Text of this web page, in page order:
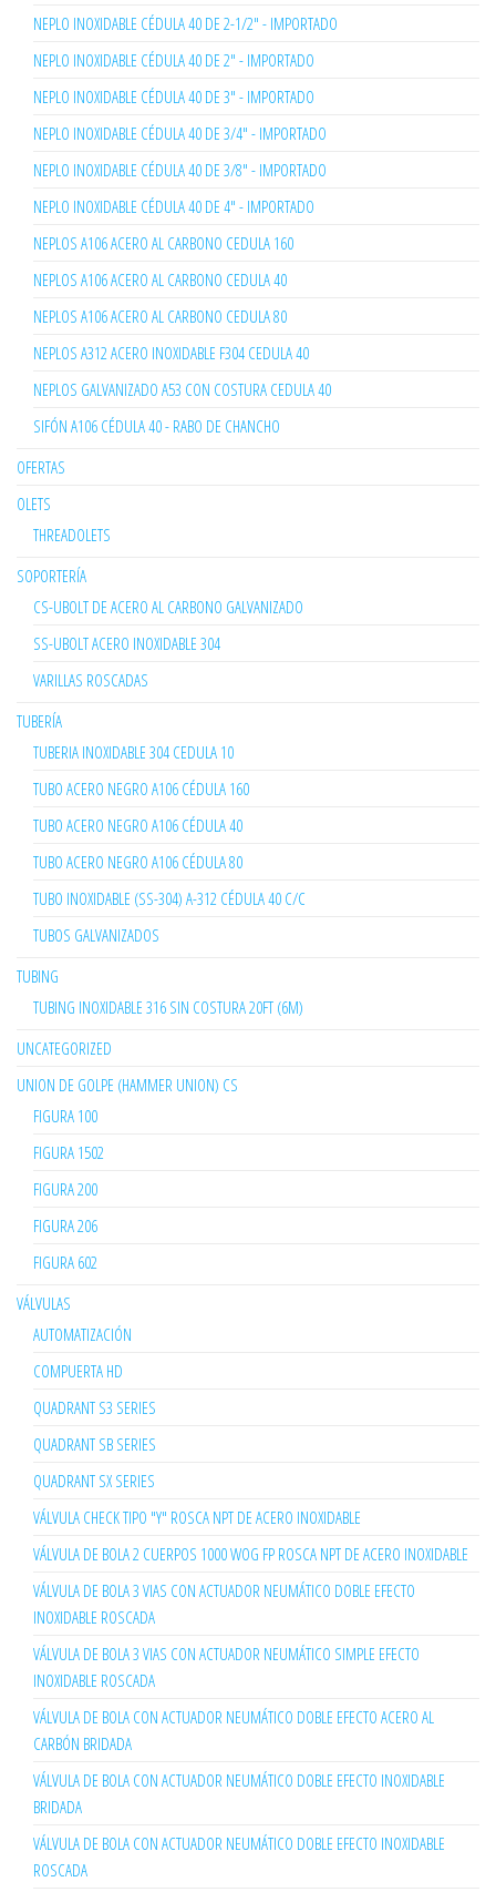
NEPLO INOXIDABLE CÉDULA 40 DE 2-1/2" - IMPORTADO
NEPLO INOXIDABLE CÉDULA 40 DE 2" - IMPORTADO
NEPLO INOXIDABLE CÉDULA 40 DE 3" - IMPORTADO
NEPLO INOXIDABLE CÉDULA 40 DE 3/4" - IMPORTADO
NEPLO INOXIDABLE CÉDULA 40 DE 3/8" - IMPORTADO
NEPLO INOXIDABLE CÉDULA 40 DE 4" - IMPORTADO
NEPLOS A106 ACERO AL CARBONO CEDULA 160
NEPLOS A106 ACERO AL CARBONO CEDULA 40
NEPLOS A106 ACERO AL CARBONO CEDULA 80
NEPLOS A312 ACERO INOXIDABLE F304 CEDULA 40
NEPLOS GALVANIZADO A53 CON COSTURA CEDULA 40
SIFÓN A106 CÉDULA 40 - RABO DE CHANCHO
OFERTAS
OLETS
THREADOLETS
SOPORTERÍA
CS-UBOLT DE ACERO AL CARBONO GALVANIZADO
SS-UBOLT ACERO INOXIDABLE 304
VARILLAS ROSCADAS
TUBERÍA
TUBERIA INOXIDABLE 304 CEDULA 10
TUBO ACERO NEGRO A106 CÉDULA 160
TUBO ACERO NEGRO A106 CÉDULA 40
TUBO ACERO NEGRO A106 CÉDULA 80
TUBO INOXIDABLE (SS-304) A-312 CÉDULA 40 C/C
TUBOS GALVANIZADOS
TUBING
TUBING INOXIDABLE 316 SIN COSTURA 20FT (6M)
UNCATEGORIZED
UNION DE GOLPE (HAMMER UNION) CS
FIGURA 100
FIGURA 1502
FIGURA 200
FIGURA 206
FIGURA 602
VÁLVULAS
AUTOMATIZACIÓN
COMPUERTA HD
QUADRANT S3 SERIES
QUADRANT SB SERIES
QUADRANT SX SERIES
VÁLVULA CHECK TIPO "Y" ROSCA NPT DE ACERO INOXIDABLE
VÁLVULA DE BOLA 2 CUERPOS 1000 WOG FP ROSCA NPT DE ACERO INOXIDABLE
VÁLVULA DE BOLA 3 VIAS CON ACTUADOR NEUMÁTICO DOBLE EFECTO
INOXIDABLE ROSCADA
VÁLVULA DE BOLA 3 VIAS CON ACTUADOR NEUMÁTICO SIMPLE EFECTO
INOXIDABLE ROSCADA
VÁLVULA DE BOLA CON ACTUADOR NEUMÁTICO DOBLE EFECTO ACERO AL
CARBÓN BRIDADA
VÁLVULA DE BOLA CON ACTUADOR NEUMÁTICO DOBLE EFECTO INOXIDABLE
BRIDADA
VÁLVULA DE BOLA CON ACTUADOR NEUMÁTICO DOBLE EFECTO INOXIDABLE
ROSCADA